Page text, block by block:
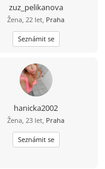
zuz_pelikanova
Žena, 22 let, Praha
Seznámit se
hanicka2002
Žena, 23 let, Praha
Seznámit se